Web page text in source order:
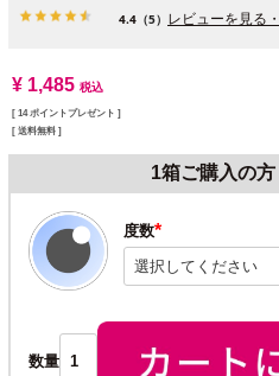
4.4 （5） レビューを見る
¥ 1,485 税込
[ 14 ポイントプレゼント ]
送料無料
1箱ご購入の方
度数
(必
須)
数量